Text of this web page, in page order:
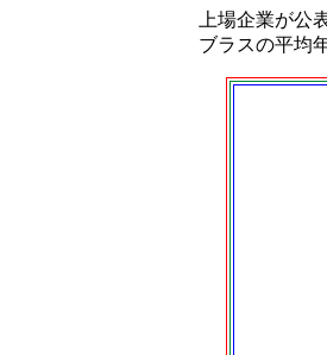
上場企業が公
ブラスの平均